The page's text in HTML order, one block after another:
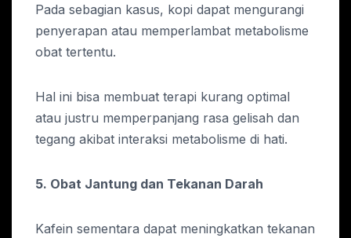
Pada sebagian kasus, kopi dapat mengurangi
penyerapan atau memperlambat metabolisme
obat tertentu.
Hal ini bisa membuat terapi kurang optimal
atau justru memperpanjang rasa gelisah dan
tegang akibat interaksi metabolisme di hati.
5. Obat Jantung dan Tekanan Darah
Kafein sementara dapat meningkatkan tekanan